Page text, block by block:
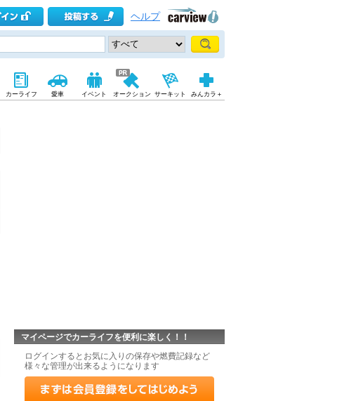
ヘルプ
カーライフ 愛車 イベント オークション サーキット みんカラ＋
マイページでカーライフを便利に楽しく！！
ログインするとお気に入りの保存や燃費記録など
様々な管理が出来るようになります